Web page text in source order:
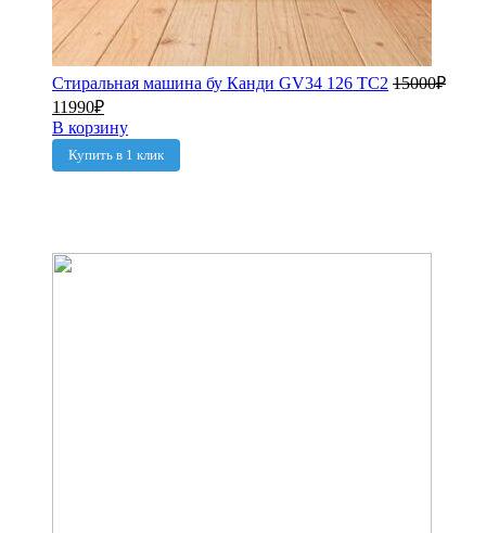
Стиральная машина бу Канди GV34 126 TC2 15000₽
11990₽
В корзину
Купить в 1 клик